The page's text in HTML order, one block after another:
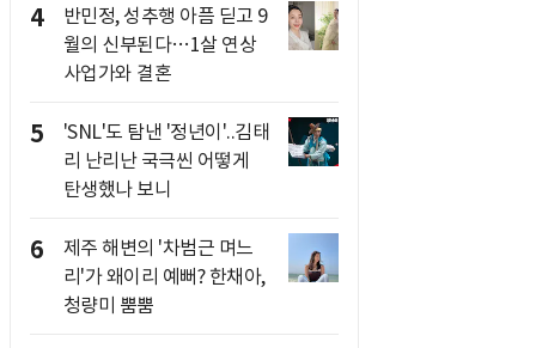
4
반민정, 성추행 아픔 딛고 9
월의 신부된다…1살 연상
사업가와 결혼
5
'SNL'도 탐낸 '정년이'..김태
리 난리난 국극씬 어떻게
탄생했나 보니
6
제주 해변의 '차범근 며느
리'가 왜이리 예뻐? 한채아,
청량미 뿜뿜